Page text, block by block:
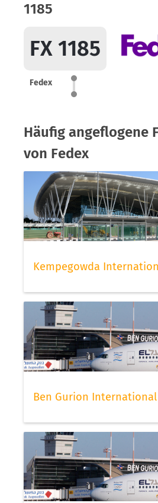
1185
FX 1185
Fedex
Häufig angeflogene
von Fedex
Kempegowda
Ben Gurion